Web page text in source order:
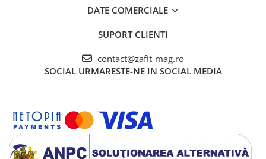
DATE COMERCIALE
SUPORT CLIENTI
contact@zafit-mag.ro
SOCIAL URMARESTE-NE IN SOCIAL MEDIA